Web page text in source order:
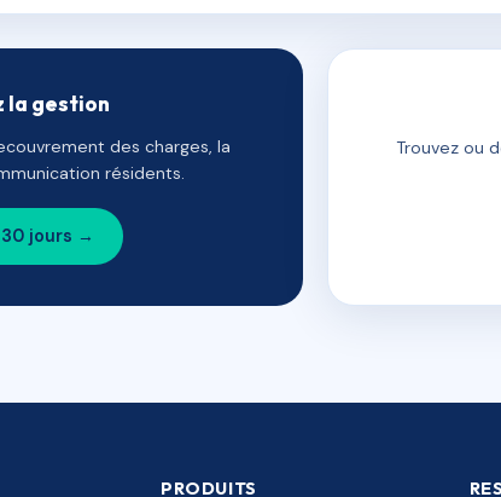
la gestion
des charges, la
résidents.
jours →
Trouvez ou
PRODUITS